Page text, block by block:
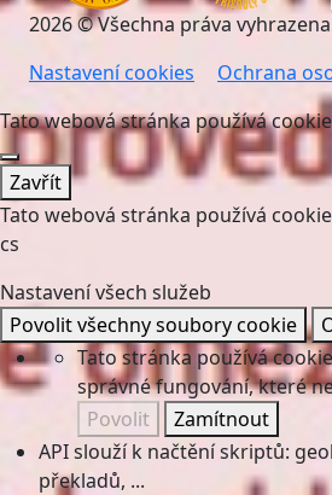
2026 © Všechna práva
Nastavení cookies
Ochrana
Tato webová stránka používá
Zavřít
Tato webová stránka používá
cs
Nastavení všech služeb
Povolit všechny soubory cookie
Tato stránka používá
správné fungování, které
Povolit
Zamítnout
API slouží k načtění skriptů:
překladů, ...